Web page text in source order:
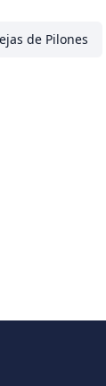
de Pilones